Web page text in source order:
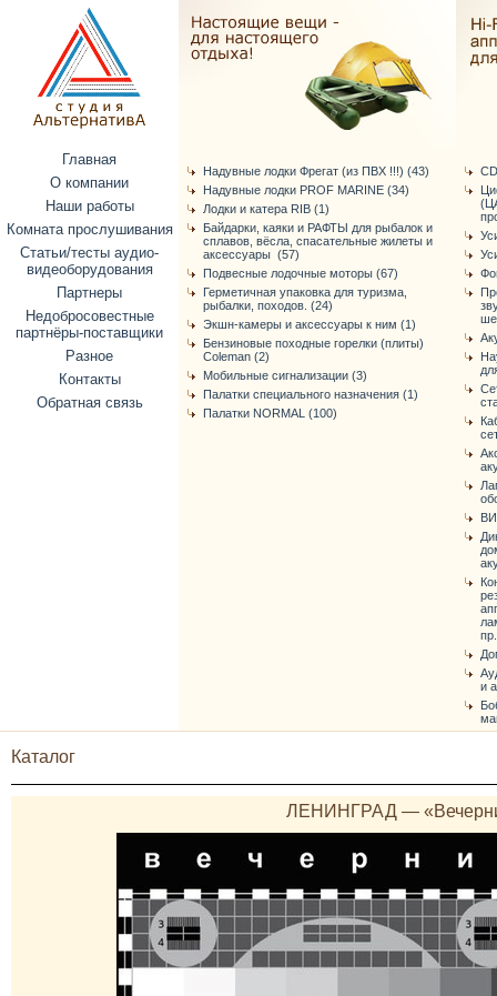
Главная
О компании
Наши работы
Комната прослушивания
Статьи/тесты аудио-
видеоборудования
Партнеры
Недобросовестные
партнёры-поставщики
Разное
Контакты
Обратная связь
Надувные лодки Фрегат (из ПВХ !!!) (43)
Надувные лодки PROF MARINE (34)
Лодки и катера RIB (1)
Байдарки, каяки и РАФТЫ для рыбалок и
сплавов, вёсла, спасательные жилеты и
аксессуары (57)
Подвесные лодочные моторы (67)
Герметичная упаковка для туризма,
рыбалки, походов. (24)
Экшн-камеры и аксессуары к ним (1)
Бензиновые походные горелки (плиты)
Coleman (2)
Мобильные сигнализации (3)
Палатки специального назначения (1)
Палатки NORMAL (100)
и
Каталог
ЛЕНИНГРАД —